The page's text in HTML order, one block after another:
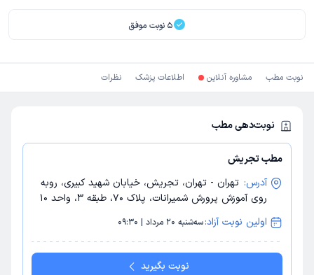
5 نوبت موفق
نوبت مطب مشاوره آنلاین اطلاعات پزشک نظرات
نوبت‌دهی مطب
مطب تجریش
آدرس: تهران - تهران، تجریش، خیابان شهید کبیری، روبه
روی آموزش پرورش شمیرانات، پلاک 70، طبقه 3، واحد 10
اولین نوبت آزاد:سه‌شنبه 20 مرداد | 09:30
نوبت بگیرید